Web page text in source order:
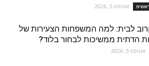
אוגוסט 5, 2026
לבית: למה המשפחות הצעירות של
הדתית ממשיכות לבחור בלוד?
אוגוסט 5, 2026